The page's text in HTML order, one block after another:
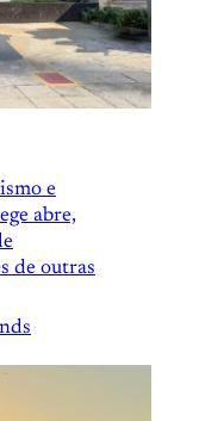
e
abre,
de outras